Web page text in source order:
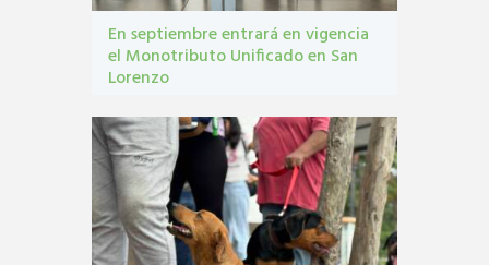
En septiembre entrará en vigencia
el Monotributo Unificado en San
Lorenzo
Unificado